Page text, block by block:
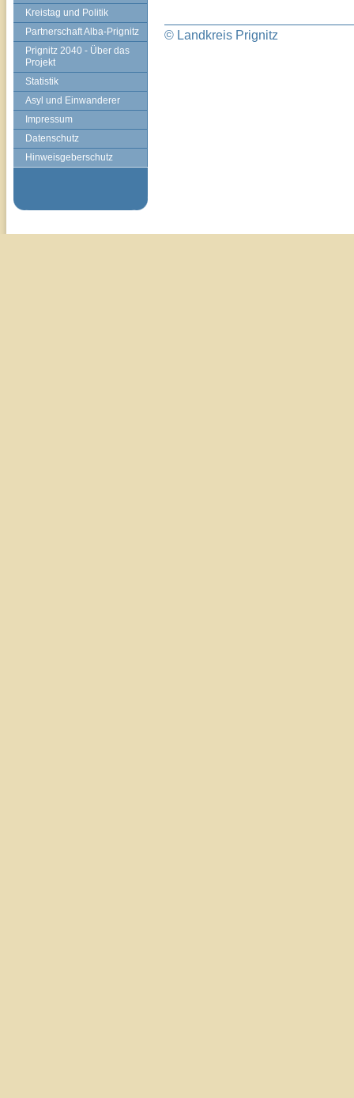
Kreistag und Politik
Partnerschaft Alba-Prignitz
Prignitz 2040 - Über das
Projekt
Statistik
Asyl und Einwanderer
Impressum
Datenschutz
Hinweisgeberschutz
© Landkreis Prignitz